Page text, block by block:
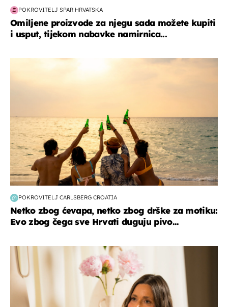
POKROVITELJ SPAR HRVATSKA
Omiljene proizvode za njegu sada možete kupiti
i usput, tijekom nabavke namirnica...
POKROVITELJ CARLSBERG CROATIA
Netko zbog ćevapa, netko zbog drške za motiku:
Evo zbog čega sve Hrvati duguju pivo...
moda & ljepota